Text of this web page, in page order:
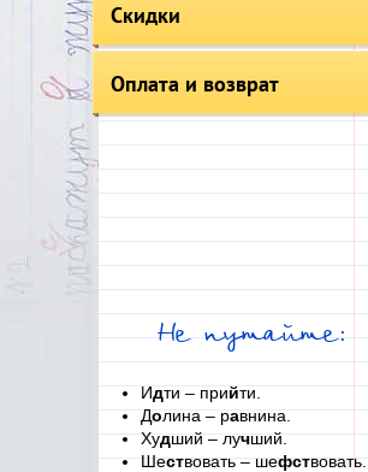
Скидки
Оплата и возврат
Не путайте:
Идти – прийти.
Долина – равнина.
Худший – лучший.
Шествовать – шефствовать.